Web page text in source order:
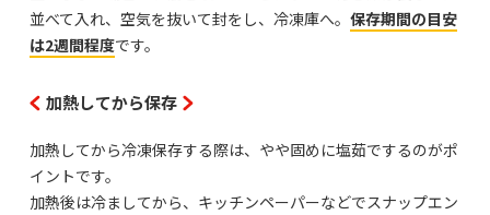
並べて入れ、空気を抜いて封をし、冷凍庫へ。 保存期間の目安
は2週間程度です。
加熱してから保存
加熱してから冷凍保存する際は、やや固めに塩茹でするのがポ
イントです。
加熱後は冷ましてから、キッチンペーパーなどでスナップエン